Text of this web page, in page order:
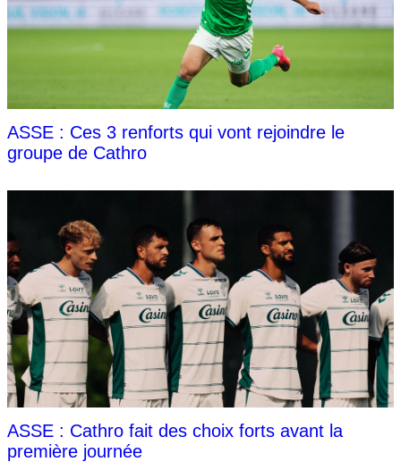
ASSE : Ces 3 renforts qui vont rejoindre le
groupe de Cathro
ASSE : Cathro fait des choix forts avant la
première journée